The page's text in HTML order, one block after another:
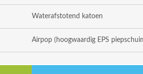
Waterafstotend katoen
Airpop (hoogwaardig EPS